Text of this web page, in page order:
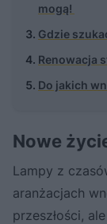
mogą!
Gdzie
Renowacja
Do jakich
Nowe
Lampy z
aranżacjach
przeszłości,